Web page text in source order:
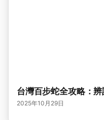
台灣百步蛇全攻略：
2025年10月29日